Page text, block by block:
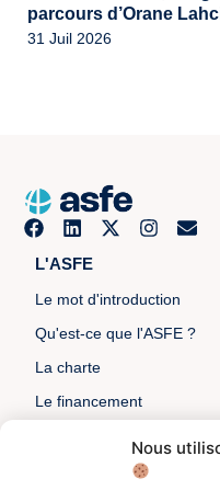
Nous
parcours d’Orane
31 Juil 2026
L'ASFE
Le mot d'introduction
Qu'est-ce que l'ASFE ?
La charte
Le financement
Les sénateurs